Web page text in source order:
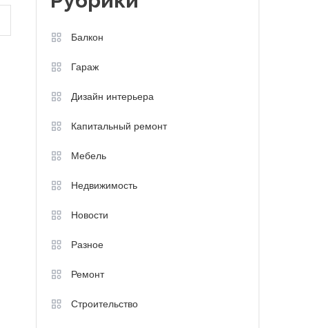
Балкон
Гараж
Дизайн интерьера
Капитальный ремонт
Мебель
Недвижимость
Новости
Разное
Ремонт
Строительство